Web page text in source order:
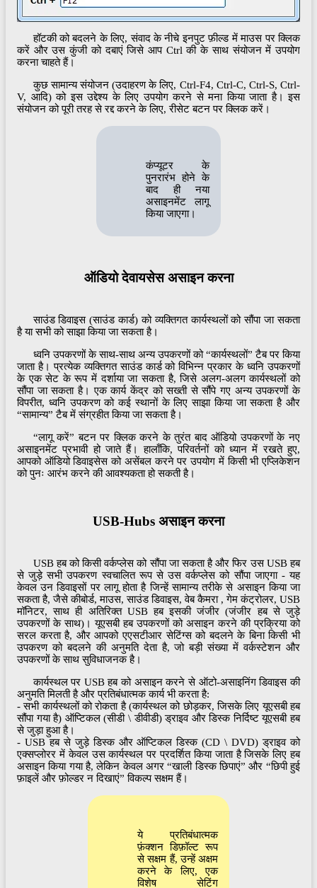
हॉटकी को बदलने के लिए, संवाद के नीचे इनपुट फ़ील्ड में माउस पर क्लिक
करें और उस कुंजी को दबाएं जिसे आप Ctrl की के साथ संयोजन में उपयोग
करना चाहते हैं।
कुछ सामान्य संयोजन (उदाहरण के लिए, Ctrl-F4, Ctrl-C, Ctrl-S, Ctrl-
V, आदि) को इस उद्देश्य के लिए उपयोग करने से मना किया जाता है। इस
संयोजन को पूरी तरह से रद्द करने के लिए, रीसेट बटन पर क्लिक करें।
कंप्यूटर के
पुनरारंभ होने के
बाद ही नया
असाइनमेंट लागू
किया जाएगा।
ऑडियो देवायसेस असाइन करना
साउंड डिवाइस (साउंड कार्ड) को व्यक्तिगत कार्यस्थलों को सौंपा जा सकता
है या सभी को साझा किया जा सकता है।
ध्वनि उपकरणों के साथ-साथ अन्य उपकरणों को “कार्यस्थलों” टैब पर किया
जाता है। प्रत्येक व्यक्तिगत साउंड कार्ड को विभिन्न प्रकार के ध्वनि उपकरणों
के एक सेट के रूप में दर्शाया जा सकता है, जिसे अलग-अलग कार्यस्थलों को
सौंपा जा सकता है। एक कार्य केंद्र को सख्ती से सौंपे गए अन्य उपकरणों के
विपरीत, ध्वनि उपकरण को कई स्थानों के लिए साझा किया जा सकता है और
“सामान्य” टैब में संग्रहीत किया जा सकता है।
“लागू करें” बटन पर क्लिक करने के तुरंत बाद ऑडियो उपकरणों के नए
असाइनमेंट प्रभावी हो जाते हैं। हालाँकि, परिवर्तनों को ध्यान में रखते हुए,
आपको ऑडियो डिवाइसेस को असेंबल करने पर उपयोग में किसी भी एप्लिकेशन
को पुनः आरंभ करने की आवश्यकता हो सकती है।
USB-Hubs असाइन करना
USB हब को किसी वर्कप्लेस को सौंपा जा सकता है और फिर उस USB हब
से जुड़े सभी उपकरण स्वचालित रूप से उस वर्कप्लेस को सौंपा जाएगा - यह
केवल उन डिवाइसों पर लागू होता है जिन्हें सामान्य तरीके से असाइन किया जा
सकता है, जैसे कीबोर्ड, माउस, साउंड डिवाइस, वेब कैमरा , गेम कंट्रोलर, USB
मॉनिटर, साथ ही अतिरिक्त USB हब इसकी जंजीर (जंजीर हब से जुड़े
उपकरणों के साथ)। यूएसबी हब उपकरणों को असाइन करने की प्रक्रिया को
सरल करता है, और आपको एएसटीआर सेटिंग्स को बदलने के बिना किसी भी
उपकरण को बदलने की अनुमति देता है, जो बड़ी संख्या में वर्कस्टेशन और
उपकरणों के साथ सुविधाजनक है।
कार्यस्थल पर USB हब को असाइन करने से ऑटो-असाइनिंग डिवाइस की
अनुमति मिलती है और प्रतिबंधात्मक कार्य भी करता है:
- सभी कार्यस्थलों को रोकता है (कार्यस्थल को छोड़कर, जिसके लिए यूएसबी हब
सौंपा गया है) ऑप्टिकल (सीडी \ डीवीडी) ड्राइव और डिस्क निर्दिष्ट यूएसबी हब
से जुड़ा हुआ है।
- USB हब से जुड़े डिस्क और ऑप्टिकल डिस्क (CD \ DVD) ड्राइव को
एक्सप्लोरर में केवल उस कार्यस्थल पर प्रदर्शित किया जाता है जिसके लिए हब
असाइन किया गया है, लेकिन केवल अगर “खाली डिस्क छिपाएं” और “छिपी हुई
फ़ाइलें और फ़ोल्डर न दिखाएं” विकल्प सक्षम हैं।
ये प्रतिबंधात्मक
फ़ंक्शन डिफ़ॉल्ट रूप
से सक्षम हैं, उन्हें अक्षम
करने के लिए, एक
विशेष सेटिंग